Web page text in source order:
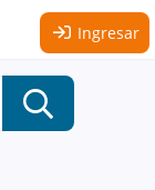
Ingresar